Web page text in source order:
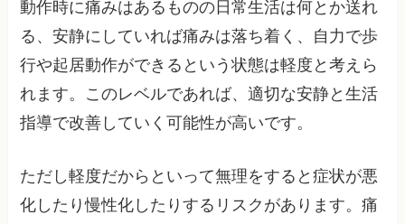
動作時に痛みはあるものの日常生活は何とか送れ
る、安静にしていれば痛みは落ち着く、自力で歩
行や起居動作ができるという状態は軽度と考えら
れます。このレベルであれば、適切な安静と生活
指導で改善していく可能性が高いです。
ただし軽度だからといって無理をすると症状が悪
化したり慢性化したりするリスクがあります。痛